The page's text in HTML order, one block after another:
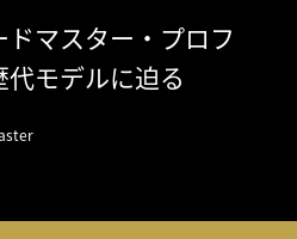
マスター・プロフ
モデルに迫る